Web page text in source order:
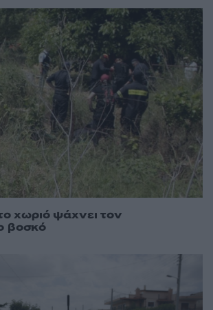
χωριό ψάχνει τον
βοσκό